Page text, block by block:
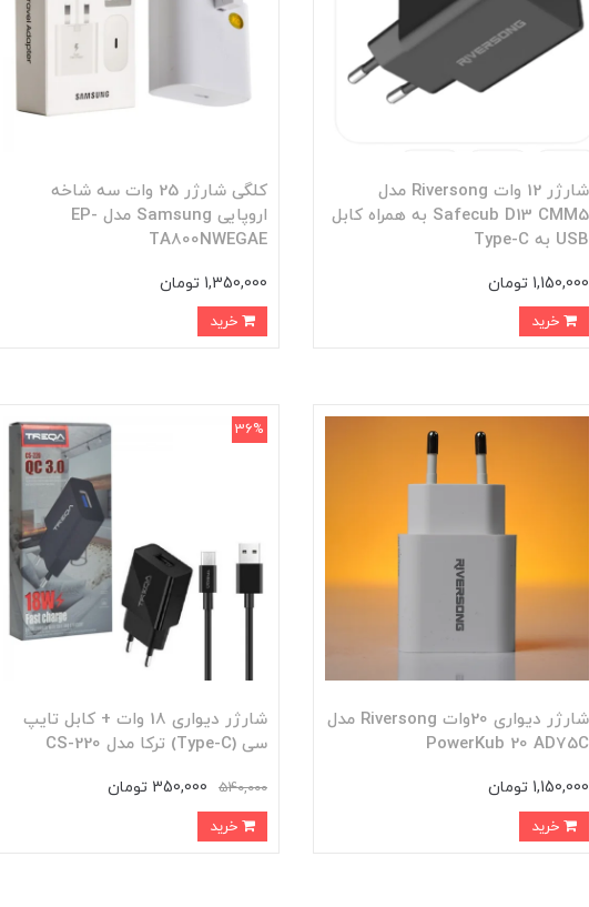
شارژر 12 وات Riversong مدل
Safecub D13 CMM5 به همراه کابل
USB به Type-C
1,150,000 تومان
کلگی شارژر 25 وات سه شاخه
اروپایی Samsung مدل EP-
TA800NWEGAE
1,350,000 تومان
خرید
شارژر دیواری 20وات Riversong مدل
PowerKub 20 AD75C
1,150,000 تومان
شارژر دیواری 18 وات + کابل تایپ
سی (Type-C) ترکا مدل CS-220
540,000 350,000 تومان
36%
خرید